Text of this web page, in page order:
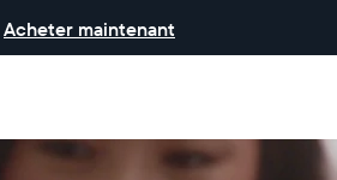
Acheter maintenant